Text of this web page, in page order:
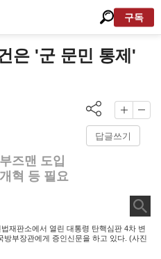
구독
은 '군 문민 통제'
답글쓰기
즈맨 도입
혁 등 필요
재판소에서 열린 대통령 탄핵심판 4차 변
부장관에게 증인신문을 하고 있다. (사진